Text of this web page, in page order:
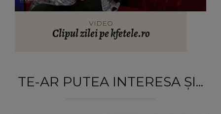
VIDEO
Clipul zilei pe kfetele.ro
TE-AR PUTEA INTERESA ȘI...